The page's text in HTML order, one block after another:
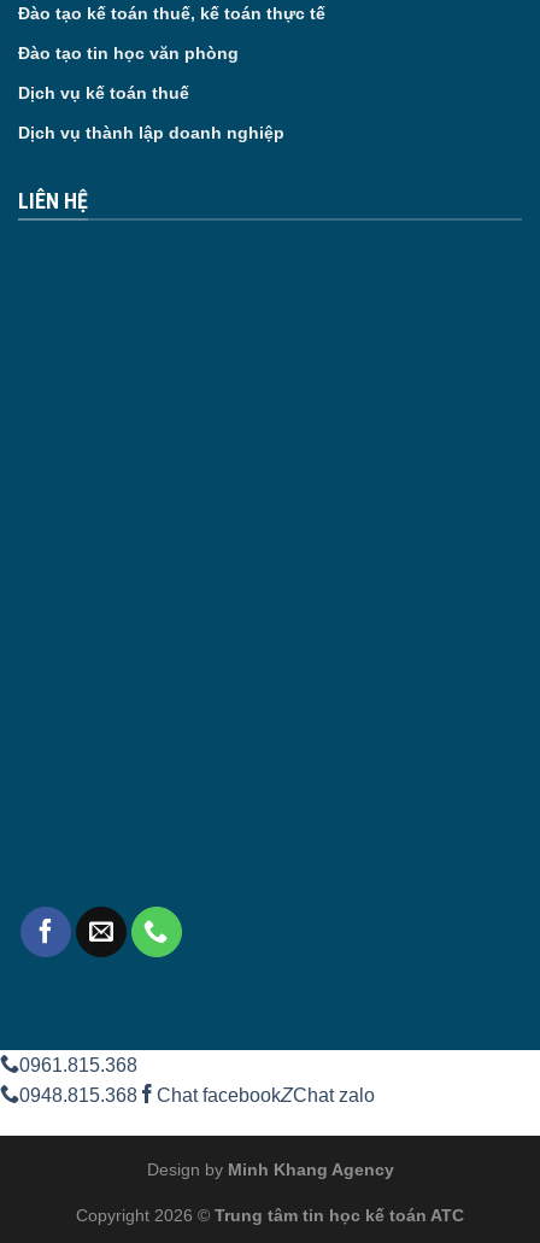
Đào tạo kế toán thuế, kế toán thực tế
Đào tạo tin học văn phòng
Dịch vụ kế toán thuế
Dịch vụ thành lập doanh nghiệp
LIÊN HỆ
0961.815.368
0948.815.368
Chat facebookZChat zalo
Design by Minh Khang Agency
Copyright 2026 © Trung tâm tin học kế toán ATC